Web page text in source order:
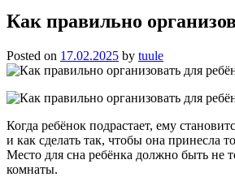
Как правильно
Posted on 17.02.2025 by tuule
Когда ребёнок подрастает, ему
и как сделать так, чтобы она принесла
Место для сна ребёнка должно быть не
комнаты.